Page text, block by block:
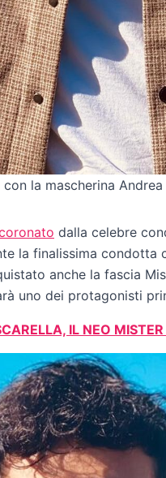
la mascherina
dalla celebre
la finalissima condotta
anche la fascia
uno dei protagonisti
IL NEO